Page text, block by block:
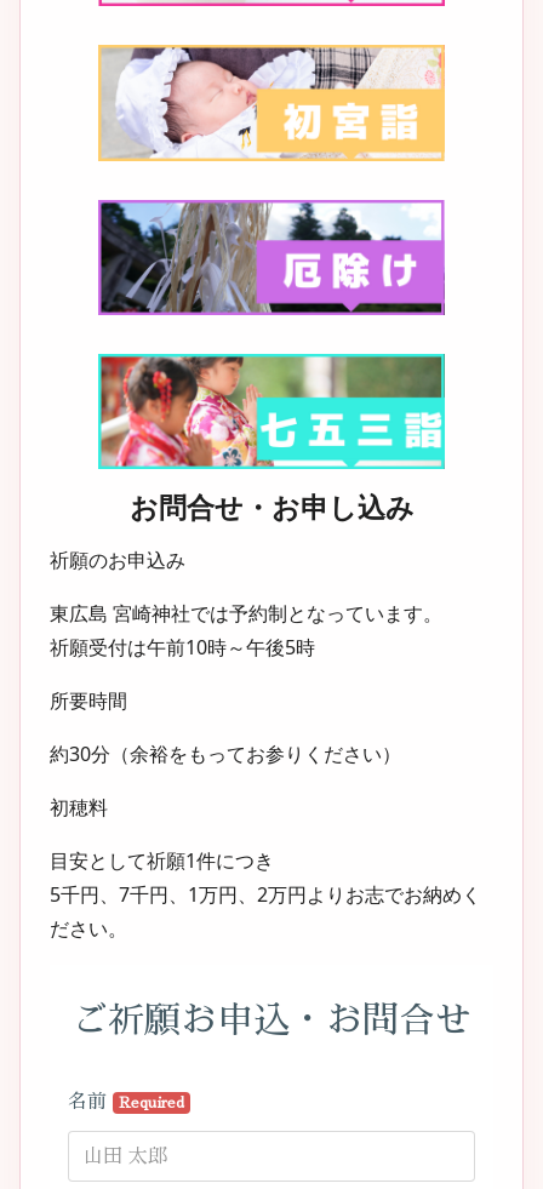
お問合せ・お申し込み
祈願のお申込み
東広島 宮崎神社では予約制となっています。
祈願受付は午前10時～午後5時
所要時間
約30分（余裕をもってお参りください）
初穂料
目安として祈願1件につき
5千円、7千円、1万円、2万円よりお志でお納めく
ださい。